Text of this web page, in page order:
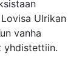
Ulrikan
vanha
yhdistettiin.